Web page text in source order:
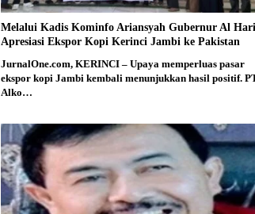
Melalui Kadis Kominfo Ariansyah Gubernur Al
Apresiasi Ekspor Kopi Kerinci Jambi ke Pakistan
JurnalOne.com, KERINCI – Upaya memperluas pasar
ekspor kopi Jambi kembali menunjukkan hasil positif.
Alko…